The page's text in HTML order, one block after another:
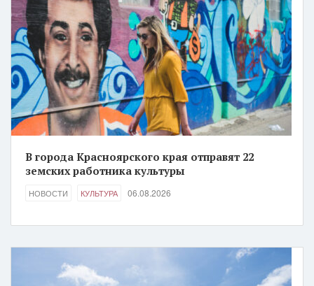
В города Красноярского края отправят 22
земских работника культуры
НОВОСТИ КУЛЬТУРА 06.08.2026